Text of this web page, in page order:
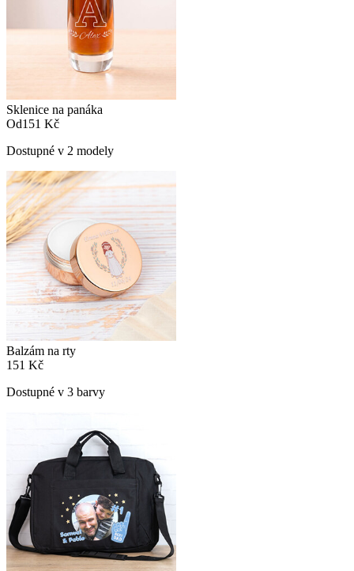
Sklenice na panáka
Od151 Kč
Dostupné v 2 modely
Balzám na rty
151 Kč
Dostupné v 3 barvy